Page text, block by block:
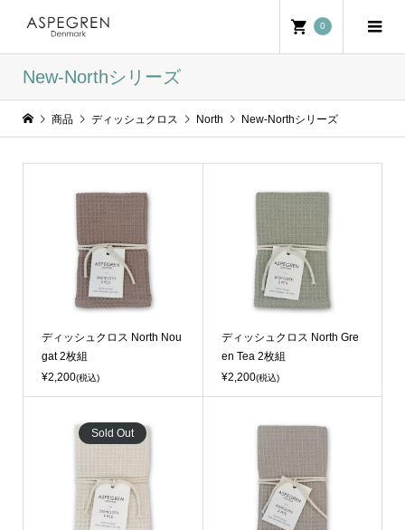
0
New-Northシリーズ
商品 ディッシュクロス North New-Northシリーズ
ディッシュクロス North Nou
gat 2枚組
¥2,200(税込)
ディッシュクロス North Gre
en Tea 2枚組
¥2,200(税込)
Sold Out